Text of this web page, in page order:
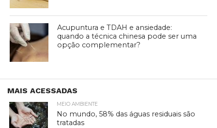
Acupuntura e TDAH e ansiedade:
quando a técnica chinesa pode ser uma
opção complementar?
MAIS ACESSADAS
MEIO AMBIENTE
No mundo, 58% das águas residuais são
tratadas